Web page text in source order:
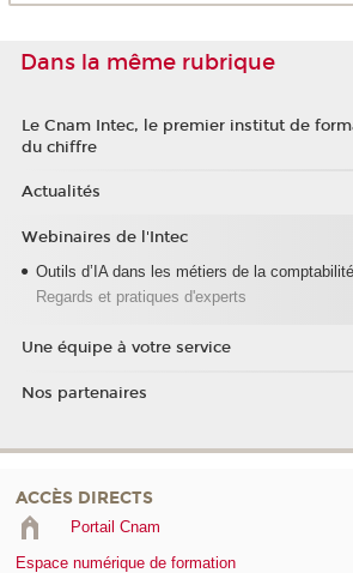
Dans la même rubrique
Le Cnam Intec, le premier institut de
du chiffre
Actualités
Webinaires de l'Intec
Outils d’IA dans les métiers de la comptabilité
Regards et pratiques d'experts
Une équipe à votre service
Nos partenaires
ACCÈS DIRECTS
Portail Cnam
Espace numérique de formation